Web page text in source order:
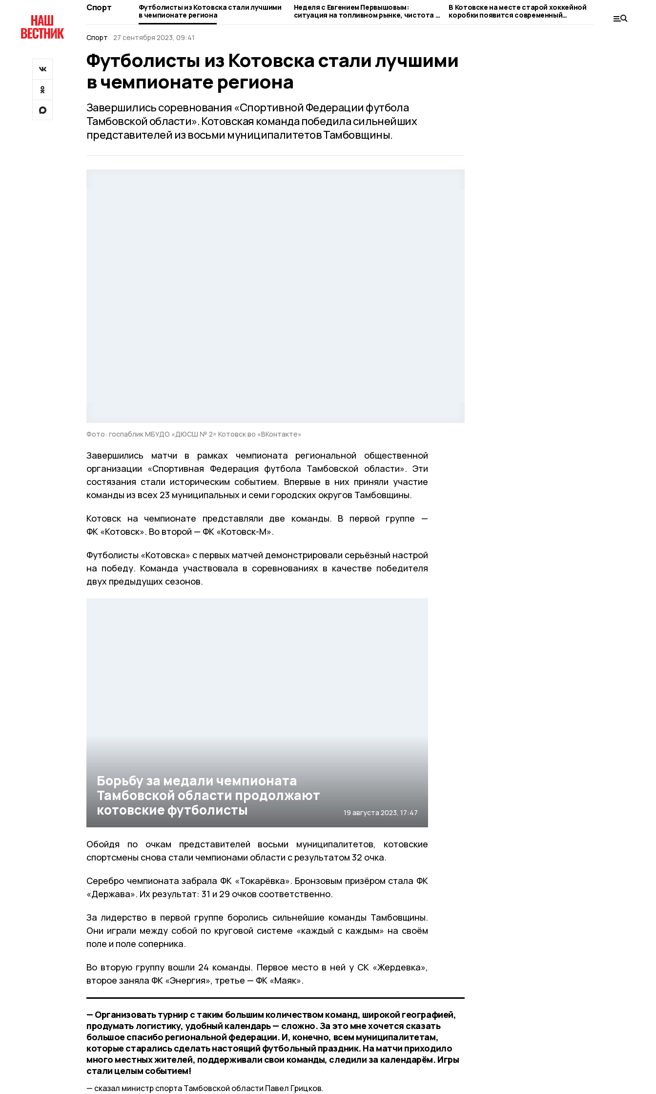
Спорт
Футболисты из Котовска стали лучшими
в чемпионате региона
Неделя с Евгением Первышовым:
ситуация на топливном рынке, чистота в
городе и приоритеты образования
В Котовске на месте старой хоккейной
коробки появится современный
спортивный объект
на
Спорт 27 сентября 2023, 09:41
Футболисты из Котовска стали лучшими
в чемпионате региона
Завершились соревнования «Спортивной Федерации футбола
Тамбовской области». Котовская команда победила сильнейших
представителей из восьми муниципалитетов Тамбовщины.
Фото: госпаблик МБУДО «ДЮСШ № 2» Котовск во «ВКонтакте»
Завершились матчи в рамках чемпионата региональной общественной
организации «Спортивная Федерация футбола Тамбовской области». Эти
состязания стали историческим событием. Впервые в них приняли участие
команды из всех 23 муниципальных и семи городских округов Тамбовщины.
Котовск на чемпионате представляли две команды. В первой группе —
ФК «Котовск». Во второй — ФК «Котовск-М».
Футболисты «Котовска» с первых матчей демонстрировали серьёзный настрой
на победу. Команда участвовала в соревнованиях в качестве победителя
двух предыдущих сезонов.
Борьбу за медали чемпионата
Тамбовской области продолжают
котовские футболисты
19 августа 2023, 17:47
Обойдя по очкам представителей восьми муниципалитетов, котовские
спортсмены снова стали чемпионами области с результатом 32 очка.
Серебро чемпионата забрала ФК «Токарёвка». Бронзовым призёром стала ФК
«Держава». Их результат: 31 и 29 очков соответственно.
За лидерство в первой группе боролись сильнейшие команды Тамбовщины.
Они играли между собой по круговой системе «каждый с каждым» на своём
поле и поле соперника.
Во вторую группу вошли 24 команды. Первое место в ней у СК «Жердевка»,
второе заняла ФК «Энергия», третье — ФК «Маяк».
— Организовать турнир с таким большим количеством команд, широкой географией,
продумать логистику, удобный календарь — сложно. За это мне хочется сказать
большое спасибо региональной федерации. И, конечно, всем муниципалитетам,
которые старались сделать настоящий футбольный праздник. На матчи приходило
много местных жителей, поддерживали свои команды, следили за календарём. Игры
стали целым событием!
сказал министр спорта Тамбовской области Павел Грицков.